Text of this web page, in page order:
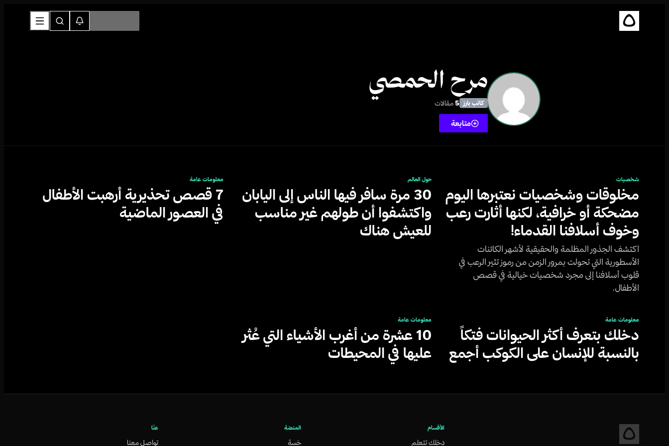
مرح الحمصي
كاتب بارز 5مقالات
متابعة
شخصيات
مخلوقات وشخصيات نعتبرها اليوم
مضحكة أو خرافية، لكنها أثارت رعب
وخوف أسلافنا القدماء!
اكتشف الجذور المظلمة والحقيقية لأشهر الكائنات
الأسطورية التي تحولت بمرور الزمن من رموز تثير الرعب في
قلوب أسلافنا إلى مجرد شخصيات خيالية في قصص
الأطفال.
حول العالم
30 مرة سافر فيها الناس إلى اليابان
واكتشفوا أن طولهم غير مناسب
للعيش هناك
معلومات عامة
7 قصص تحذيرية أرهبت الأطفال
في العصور الماضية
معلومات عامة
دخلك بتعرف أكثر الحيوانات فتكاً
بالنسبة للإنسان على الكوكب أجمع
معلومات عامة
10 عشرة من أغرب الأشياء التي عُثر
عليها في المحيطات
الأقسام
دخلك تتعلم
المنصّة
خسة
عنّا
تواصل معنا